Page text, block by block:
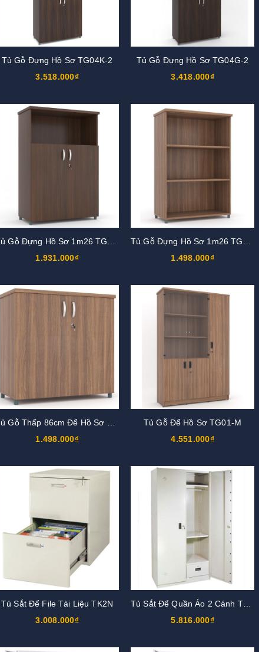
Tủ Gỗ Đựng Hồ Sơ TG04K-2
3.518.000₫
Tủ Gỗ Đựng Hồ Sơ TG04G-2
3.418.000₫
1.931.000₫
1.498.000₫
1.498.000₫
Tủ Gỗ Để Hồ Sơ TG01-M
4.551.000₫
Tủ Sắt Để File Tài Liệu TK2N
3.008.000₫
Tủ Sắt Để Quần Áo 2 Cánh TST2-NK
5.816.000₫